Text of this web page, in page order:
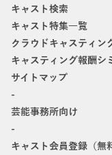
キャスト検索
キャスト特集一覧
クラウドキャスティン
キャスティング報酬シ
サイトマップ
-
芸能事務所向け
-
キャスト会員登録（無